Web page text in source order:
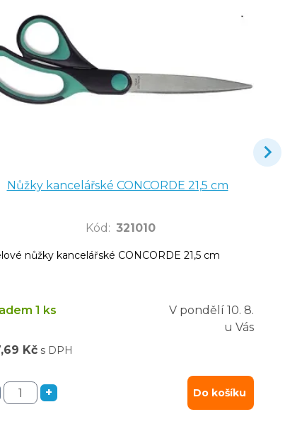
Nůžky kancelářské CONCORDE 21,5 cm
Kód : 321010
nůžky kancelářské CONCORDE 21,5 cm
1 ks V pondělí 10. 8.
u Vás
Kč s DPH
+ Do košíku